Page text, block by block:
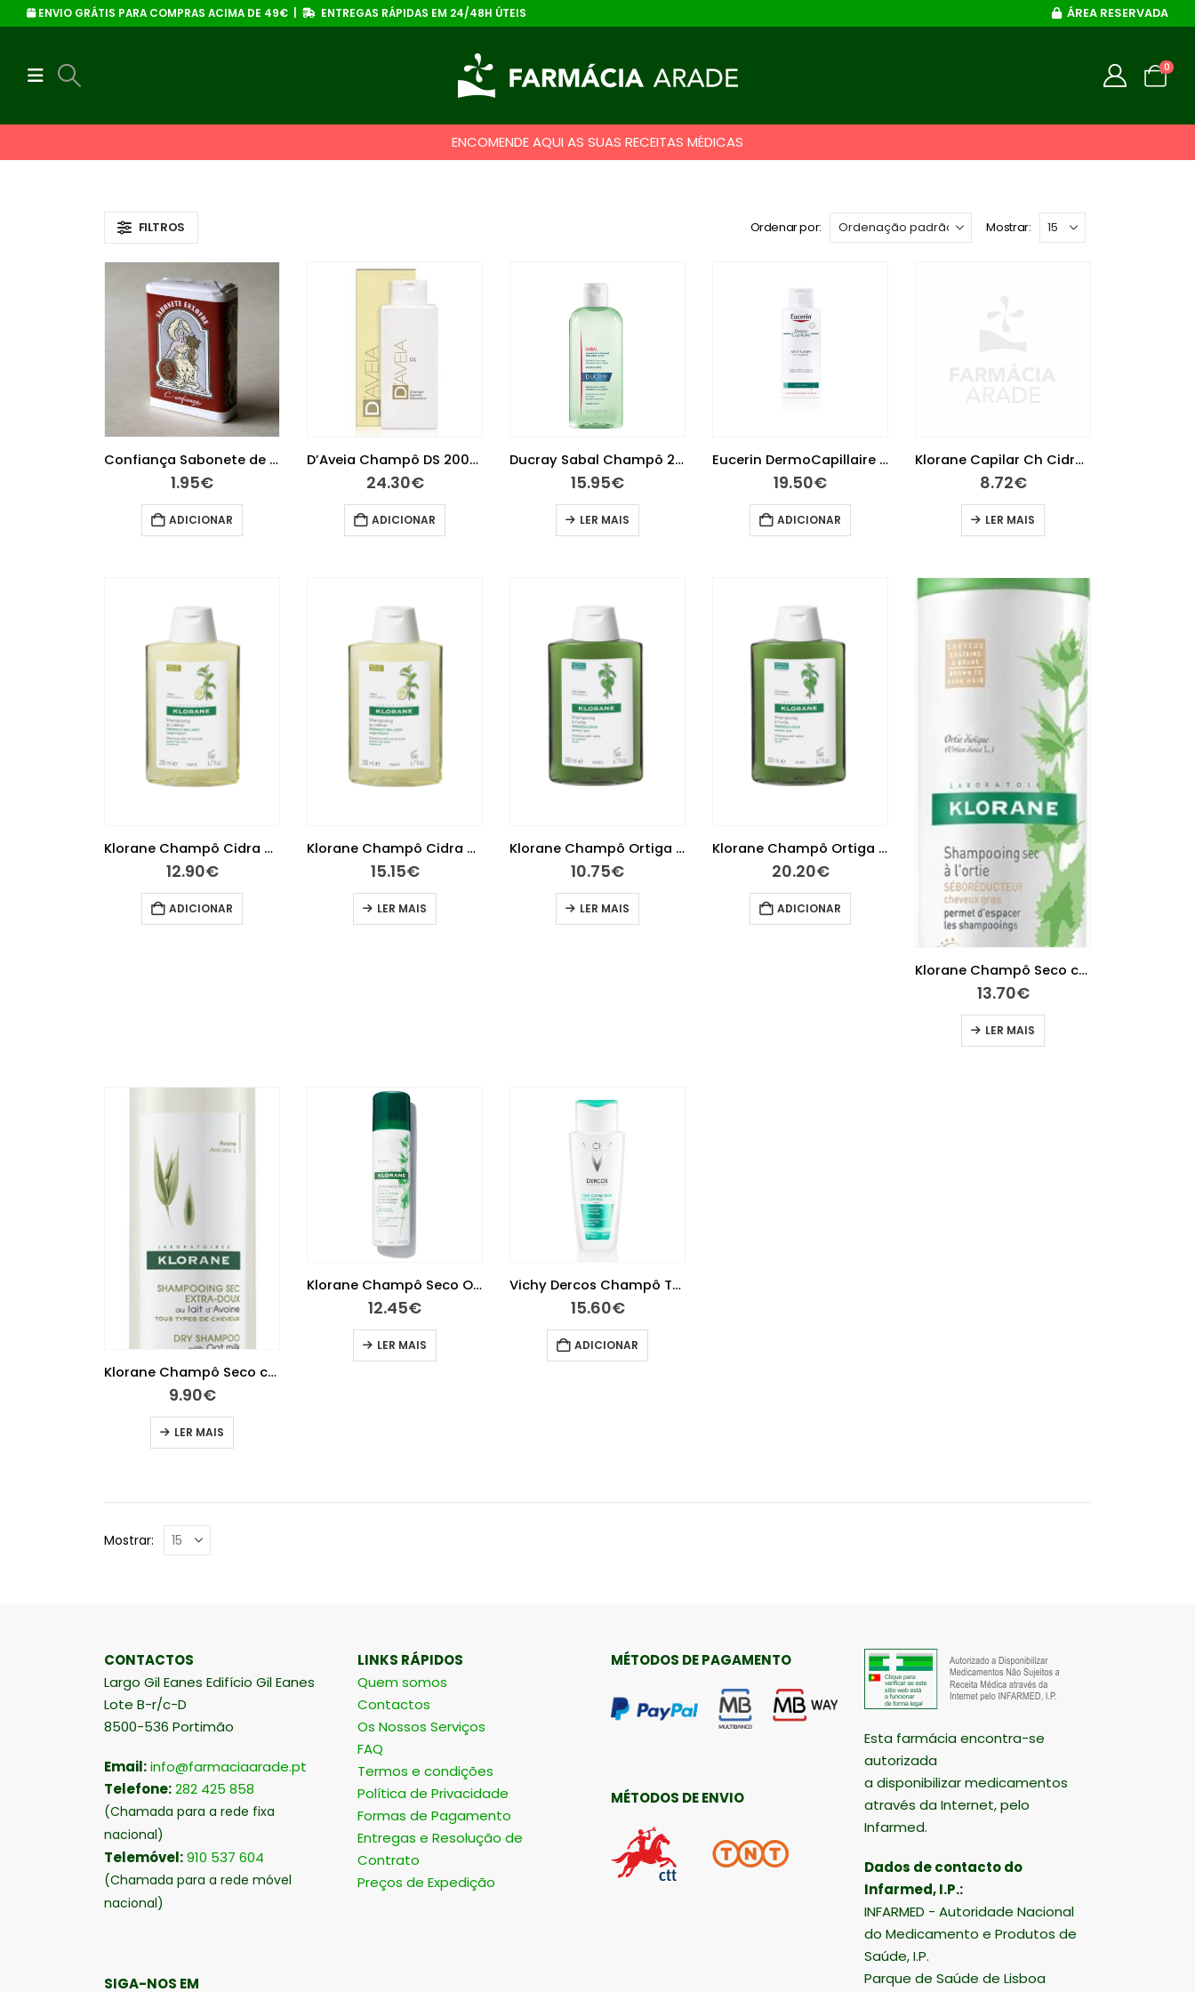
ENVIO GRÁTIS PARA COMPRAS ACIMA DE 49€ | ENTREGAS RÁPIDAS EM 24/48H ÚTEIS ÁREA RESERVADA
0
ENCOMENDE AQUI AS SUAS RECEITAS MÉDICAS
FILTROS Ordenar por: Mostrar:
Confiança Sabonete de Enxofre 75g
1.95€
ADICIONAR
D’Aveia Champô DS 200ml
24.30€
ADICIONAR
Ducray Sabal Champô 200ml
15.95€
LER MAIS
Eucerin DermoCapillaire Gel Champô Anti-caspa 250ml
19.50€
ADICIONAR
Klorane Capilar Ch Cidra 100ml
8.72€
LER MAIS
Klorane Champô Cidra 200ml
12.90€
ADICIONAR
Klorane Champô Cidra 400ml
15.15€
LER MAIS
Klorane Champô Ortiga Branca 200ml
10.75€
LER MAIS
Klorane Champô Ortiga Branca 400ml
20.20€
ADICIONAR
Klorane Champô Seco com cor 150ml
13.70€
LER MAIS
Klorane Champô Seco com leite de aveia 150ml
9.90€
LER MAIS
Klorane Champô Seco Ortiga 150ml
12.45€
LER MAIS
Vichy Dercos Champô Tratamento Sebo Corrector 200ml
15.60€
ADICIONAR
Mostrar:
CONTACTOS
Largo Gil Eanes Edifício Gil Eanes
Lote B-r/c-D
8500-536 Portimão
Email:info@farmaciaarade.pt
Telefone:282 425 858
(Chamada para a rede fixa
nacional)
Telemóvel:910 537 604
(Chamada para a rede móvel
nacional)
SIGA-NOS EM
LINKS RÁPIDOS
Quem somos
Contactos
Os Nossos Serviços
FAQ
Termos e condições
Política de Privacidade
Formas de Pagamento
Entregas e Resolução de
Contrato
Preços de Expedição
MÉTODOS DE PAGAMENTO
MÉTODOS DE ENVIO
Esta farmácia encontra-se
autorizada
a disponibilizar medicamentos
através da Internet, pelo
Infarmed.
Dados de contacto do
Infarmed, I.P.:
INFARMED - Autoridade Nacional
do Medicamento e Produtos de
Saúde, I.P.
Parque de Saúde de Lisboa